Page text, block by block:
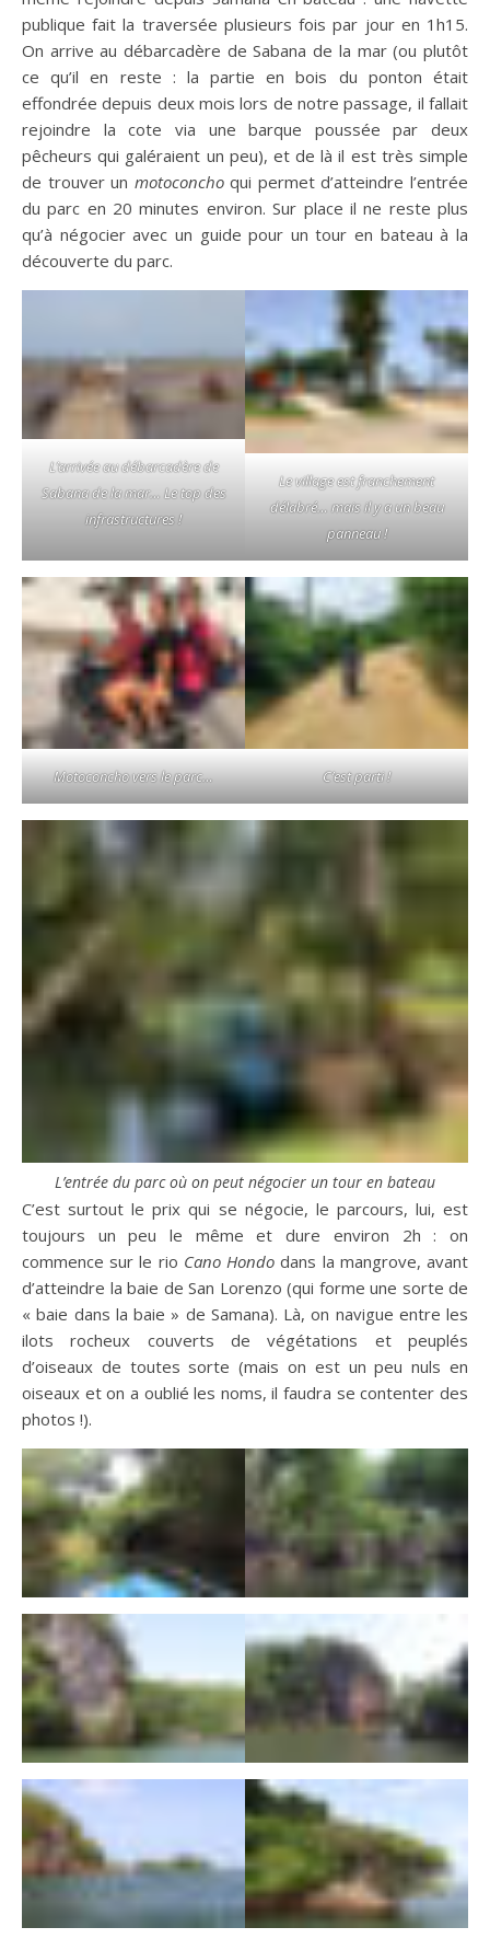
publique fait la traversée plusieurs fois par jour en 1h15.
On arrive au débarcadère de Sabana de la mar (ou plutôt
ce qu’il en reste : la partie en bois du ponton était
effondrée depuis deux mois lors de notre passage, il fallait
rejoindre la cote via une barque poussée par deux
pêcheurs qui galéraient un peu), et de là il est très simple
de trouver un motoconchoqui permet d’atteindre l’entrée
du parc en 20 minutes environ. Sur place il ne reste plus
qu’à négocier avec un guide pour un tour en bateau à la
découverte du parc.
L’arrivée au débarcadère de
Sabana de la mar… Le top des
infrastructures !
Le village est franchement
délabré… mais il y a un beau
panneau !
Motoconcho vers le parc… C’est parti !
L’entrée du parc où on peut négocier un tour en bateau
C’est surtout le prix qui se négocie, le parcours, lui, est
toujours un peu le même et dure environ 2h : on
commence sur le rio Cano Hondo dans la mangrove, avant
d’atteindre la baie de San Lorenzo (qui forme une sorte de
« baie dans la baie » de Samana). Là, on navigue entre les
ilots rocheux couverts de végétations et peuplés
d’oiseaux de toutes sorte (mais on est un peu nuls en
oiseaux et on a oublié les noms, il faudra se contenter des
photos !).